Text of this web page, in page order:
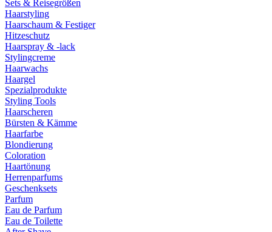
Sets & Reisegrößen
Haarstyling
Haarschaum & Festiger
Hitzeschutz
Haarspray & -lack
Stylingcreme
Haarwachs
Haargel
Spezialprodukte
Styling Tools
Haarscheren
Bürsten & Kämme
Haarfarbe
Blondierung
Coloration
Haartönung
Herrenparfums
Geschenksets
Parfum
Eau de Parfum
Eau de Toilette